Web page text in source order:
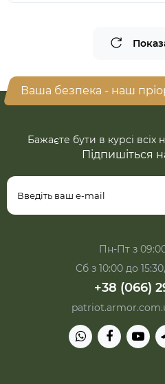
Ваша безпека - наш
Бажаєте бути в курсі всіх
Підпишіться
Пн-Пт з
Сб з 10:00 до
+38 (066)